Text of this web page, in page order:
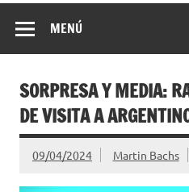
MENÚ
SORPRESA Y MEDIA:
DE VISITA A
09/04/2024 Martin Bachs